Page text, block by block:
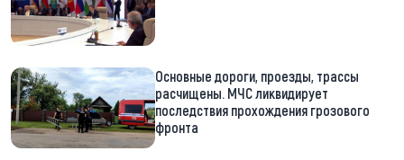
Основные дороги, проезды, трассы
расчищены. МЧС ликвидирует
последствия прохождения грозового
фронта